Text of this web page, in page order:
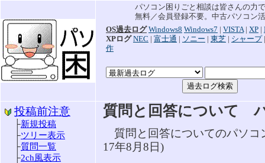
パソコン困りごと相談は皆さんの力
無料／会員登録不要。中古パソコン
OS過去ログ Windows8 Windows7 | VISTA| XP |
XPログ NEC | 富士通 | ソニー | 東芝 | シャープ
作
投稿前注意
├新規投稿
├ツリー表示
├質問一覧
├2ch風表示
質問と回答について
質問と回答についてのパソコ
17年8月8日)